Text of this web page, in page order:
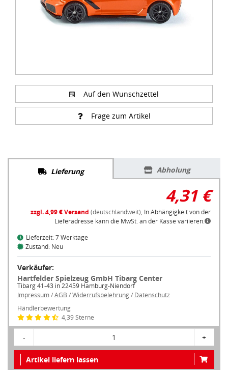
Auf den Wunschzettel
Frage zum Artikel
Lieferung Abholung
4,31 €
zzgl. 4,99 € Versand (deutschlandweit), In Abhängigkeit von der
Lieferadresse kann die MwSt. an der Kasse variieren.
Lieferzeit: 7 Werktage
Zustand: Neu
Verkäufer:
Hartfelder Spielzeug GmbH Tibarg Center
Tibarg 41-43 in 22459 Hamburg-Niendorf
Impressum/AGB /Widerrufsbelehrung/ Datenschutz
Händlerbewertung
4,39 Sterne
- 1 +
Artikel liefern lassen